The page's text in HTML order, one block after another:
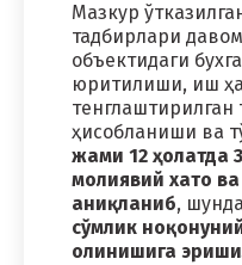
Мазкур
тадбирлари
объектидаги
юритилиши, иш
тенглаштирилган
ҳисобланиши ва
жами 12 ҳолатда
молиявий хато
аниқланиб,
сўмлик
олинишига